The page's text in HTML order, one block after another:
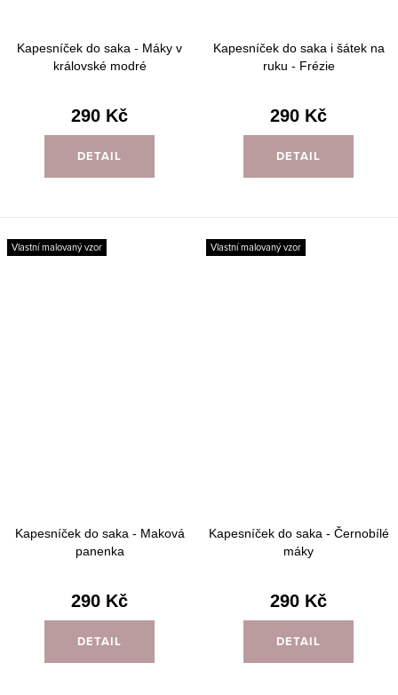
Kapesníček do saka - Máky v
královské modré
290 Kč
DETAIL
Kapesníček do saka i šátek na
ruku - Frézie
290 Kč
DETAIL
Vlastní malovaný vzor
Kapesníček do saka - Maková
panenka
290 Kč
DETAIL
Vlastní malovaný vzor
Kapesníček do saka - Černobílé
máky
290 Kč
DETAIL